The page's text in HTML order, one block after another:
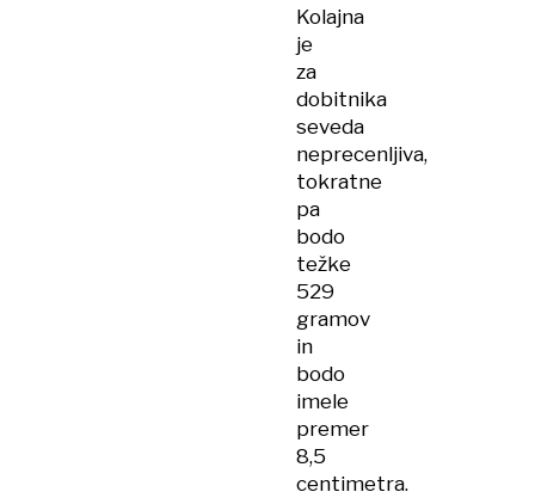
Kolajna
je
za
dobitnika
seveda
neprecenljiva,
tokratne
pa
bodo
težke
529
gramov
in
bodo
imele
premer
8,5
centimetra.